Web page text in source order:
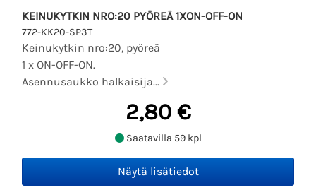
KEINUKYTKIN NRO:20 PYÖREÄ 1XON-OFF-ON
772-KK20-SP3T
Keinukytkin nro:20, pyöreä
1 x ON-OFF-ON.
Asennusaukko halkaisija...
2,80 €
Saatavilla 59 kpl